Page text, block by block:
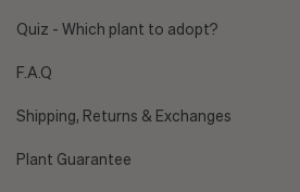
Quiz - Which plant to adopt?
F.A.Q
Shipping, Returns & Exchanges
Plant Guarantee